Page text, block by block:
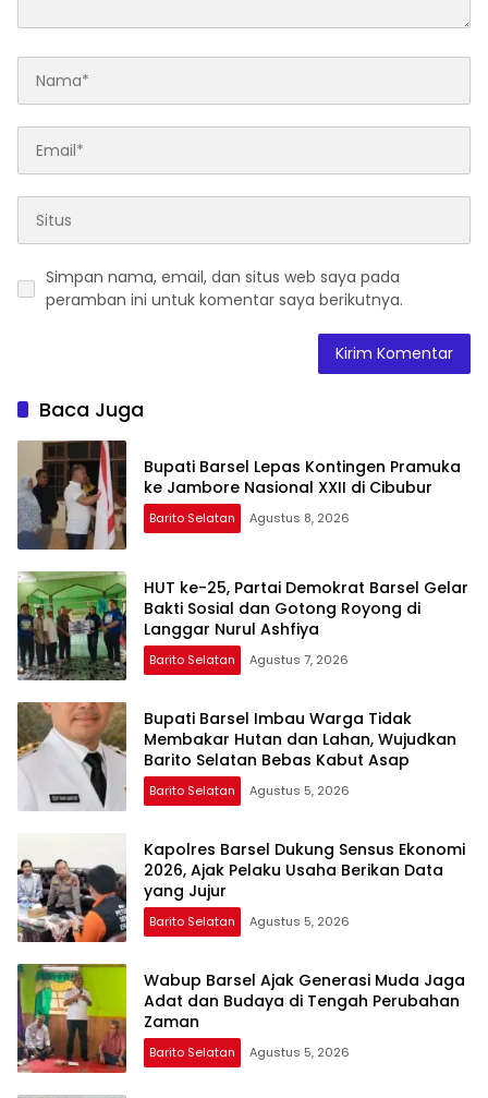
Simpan nama, email, dan situs web saya pada
peramban ini untuk komentar saya berikutnya.
Baca Juga
Bupati Barsel Lepas Kontingen Pramuka
ke Jambore Nasional XXII di Cibubur
Barito Selatan Agustus 8, 2026
HUT ke-25, Partai Demokrat Barsel Gelar
Bakti Sosial dan Gotong Royong di
Langgar Nurul Ashfiya
Barito Selatan Agustus 7, 2026
Bupati Barsel Imbau Warga Tidak
Membakar Hutan dan Lahan, Wujudkan
Barito Selatan Bebas Kabut Asap
Barito Selatan Agustus 5, 2026
Kapolres Barsel Dukung Sensus Ekonomi
2026, Ajak Pelaku Usaha Berikan Data
yang Jujur
Barito Selatan Agustus 5, 2026
Wabup Barsel Ajak Generasi Muda Jaga
Adat dan Budaya di Tengah Perubahan
Zaman
Barito Selatan Agustus 5, 2026